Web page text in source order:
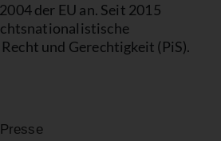
der EU an. Seit 2015
und Gerechtigkeit (PiS).